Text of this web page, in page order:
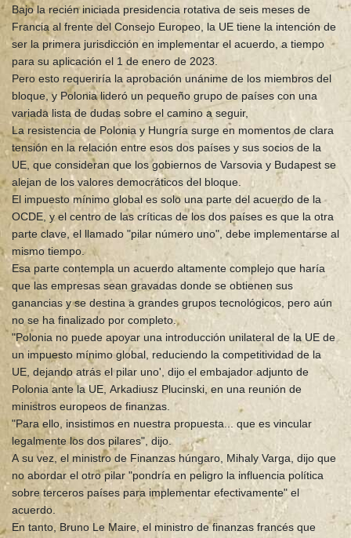
Bajo la recién iniciada presidencia rotativa de seis meses de
Francia al frente del Consejo Europeo, la UE tiene la intención de
ser la primera jurisdicción en implementar el acuerdo, a tiempo
para su aplicación el 1 de enero de 2023.
Pero esto requeriría la aprobación unánime de los miembros del
bloque, y Polonia lideró un pequeño grupo de países con una
variada lista de dudas sobre el camino a seguir,
La resistencia de Polonia y Hungría surge en momentos de clara
tensión en la relación entre esos dos países y sus socios de la
UE, que consideran que los gobiernos de Varsovia y Budapest se
alejan de los valores democráticos del bloque.
El impuesto mínimo global es solo una parte del acuerdo de la
OCDE, y el centro de las críticas de los dos países es que la otra
parte clave, el llamado "pilar número uno", debe implementarse al
mismo tiempo.
Esa parte contempla un acuerdo altamente complejo que haría
que las empresas sean gravadas donde se obtienen sus
ganancias y se destina a grandes grupos tecnológicos, pero aún
no se ha finalizado por completo.
"Polonia no puede apoyar una introducción unilateral de la UE de
un impuesto mínimo global, reduciendo la competitividad de la
UE, dejando atrás el pilar uno', dijo el embajador adjunto de
Polonia ante la UE, Arkadiusz Plucinski, en una reunión de
ministros europeos de finanzas.
"Para ello, insistimos en nuestra propuesta... que es vincular
legalmente los dos pilares", dijo.
A su vez, el ministro de Finanzas húngaro, Mihaly Varga, dijo que
no abordar el otro pilar "pondría en peligro la influencia política
sobre terceros países para implementar efectivamente" el
acuerdo.
En tanto, Bruno Le Maire, el ministro de finanzas francés que